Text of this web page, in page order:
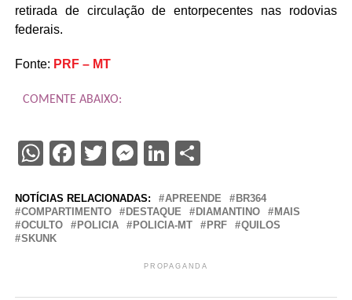
retirada de circulação de entorpecentes nas rodovias
federais.
Fonte: PRF – MT
COMENTE ABAIXO:
WhatsApp
Facebook
Twitter
Messenger
LinkedIn
Share
NOTÍCIAS RELACIONADAS: APREENDE
BR364
COMPARTIMENTO
DESTAQUE DIAMANTINO
MAIS
OCULTO
POLICIA POLICIA-MT PRF
QUILOS
SKUNK
PROPAGANDA